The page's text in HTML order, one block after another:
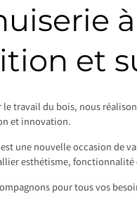
et
le travail du bois, nous
et innovation.
une nouvelle occasion de
esthétisme,
pour tous vos